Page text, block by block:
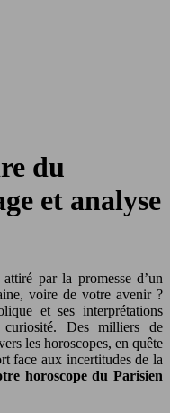
du
et analyse
attiré par la promesse d’un
voire de votre avenir ?
et ses interprétations
curiosité. Des milliers de
les horoscopes, en quête
face aux incertitudes de la
horoscope du Parisien